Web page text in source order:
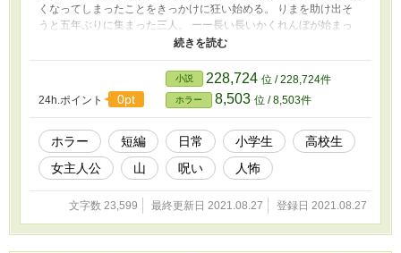
くなってしまったことをきっかけに狂い始める。 りまを助け出そ
うと五年ぶりに集まった三人。 ーー長い長いかくれんぼが始まっ
てしまう。 女の怨念を祀る祠を開けたことによる呪いは本当に実
「りまの中のお前、私達と遊びたいんでしょう？ 夢のとおりもう
一回、かくれんぼをしよう。場所は分かるね？ ここからそんなに
離れてない。あの場所で、もう一度かくれんぼをしよう」 「夢で
あんたが言ったとおり、朝まで私達が逃げ切れたらこっちの勝ち。
その時は、りまを返してくれる。やろ？」 「うぅ……また、やる
のぉ……」 「みちる、泣くな！ りまを取り戻すんやろ」 「う
っ、ぐす……うん、絶対、取り戻す」 五年越しのかくれんぼ、開
予定 なろう様の企画夏ホラーに合わせてかくれんぼ題材ですが鬼
ごっこ要素のほうが強い気がしていますえへ
24h.ポイント 0pt
小説 228,724 位 / 228,724件
ホラー 8,503 位 / 8,503件
ホラー 短編 日常 小学生
高校生
女主人公
山 呪い 人怖
文字数 23,599 最終更新日 2021.08.27 登録日 2021.08.27